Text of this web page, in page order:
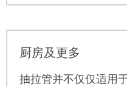
厨房及更多
抽拉管并不仅仅适用